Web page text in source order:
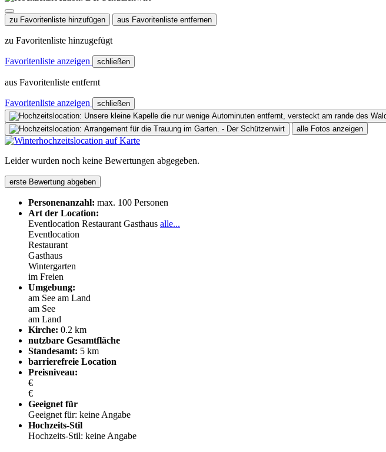
zu Favoritenliste hinzufügen aus Favoritenliste entfernen
zu Favoritenliste hinzugefügt
Favoritenliste anzeigen schließen
aus Favoritenliste entfernt
Favoritenliste anzeigen schließen
alle Fotos anzeigen
Leider wurden noch keine Bewertungen abgegeben.
erste Bewertung abgeben
Personenanzahl: max. 100 Personen
Art der Location:
Eventlocation Restaurant Gasthaus alle...
Eventlocation
Restaurant
Gasthaus
Wintergarten
im Freien
Umgebung:
am See am Land
am See
am Land
Kirche: 0.2 km
nutzbare Gesamtfläche
Standesamt: 5 km
barrierefreie Location
Preisniveau:
€
€
Geeignet für
Geeignet für: keine Angabe
Hochzeits-Stil
Hochzeits-Stil: keine Angabe